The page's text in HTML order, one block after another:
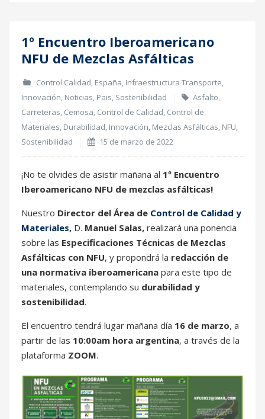
1º Encuentro Iberoamericano
NFU de Mezclas Asfálticas
Control Calidad, España, Infraestructura Transporte,
Innovación, Noticias, Pais, Sostenibilidad Asfalto,
Carreteras, Cemosa, Control de Calidad, Control de
Materiales, Durabilidad, Innovación, Mezclas Asfálticas, NFU,
Sostenibilidad
15 de marzo de 2022
¡No te olvides de asistir mañana al 1º Encuentro
Iberoamericano NFU de mezclas asfálticas!
Nuestro Director del Área de Control de Calidad y
Materiales, D. Manuel Salas, realizará una ponencia
sobre las Especificaciones Técnicas de Mezclas
Asfálticas con NFU, y propondrá la redacción de
una normativa iberoamericana para este tipo de
materiales, contemplando su durabilidad y
sostenibilidad.
El encuentro tendrá lugar mañana día 16 de marzo, a
partir de las 10:00am hora argentina, a través de la
plataforma ZOOM.